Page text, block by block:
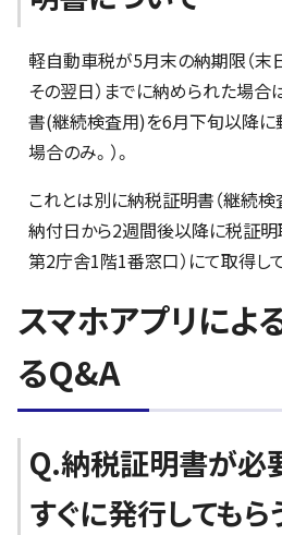
軽自動車税が5月末の納期限（
その翌日）までに納められた場
書(継続検査用)を6月下旬以降に
場合のみ。）。
これとは別に納税証明書（継続検
納付日から2週間後以降に税証
第2庁舎1階1番窓口）にて取得して
スマホアプリによ
るQ&A
Q.納税証明書が必
すぐに発行してもら